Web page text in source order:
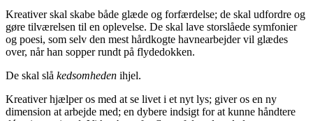
Kreativer skal skabe både glæde og forfærdelse; de skal udfordre og
gøre tilværelsen til en oplevelse. De skal lave storslåede symfonier
og poesi, som selv den mest hårdkogte havnearbejder vil glædes
over, når han sopper rundt på flydedokken.
De skal slå kedsomheden ihjel.
Kreativer hjælper os med at se livet i et nyt lys; giver os en ny
dimension at arbejde med; en dybere indsigt for at kunne håndtere